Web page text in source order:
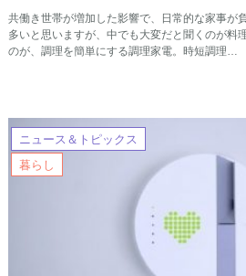
共働き世帯が増加した影響で、日常的な家事が
多いと思いますが、中でも大変だと聞くのが料
のが、調理を簡単にする調理家電。時短調理…
ニュース＆トピックス
暮らし